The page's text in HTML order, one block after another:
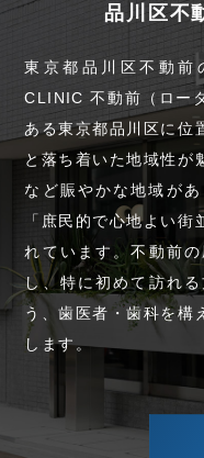
品川区不
東京都品川区不動前
CLINIC 不動前（ロー
ある東京都品川区に位
と落ち着いた地域性が
など賑やかな地域が
「庶民的で心地よい
れています。不動前
し、特に初めて訪れ
う、歯医者・歯科を構
します。